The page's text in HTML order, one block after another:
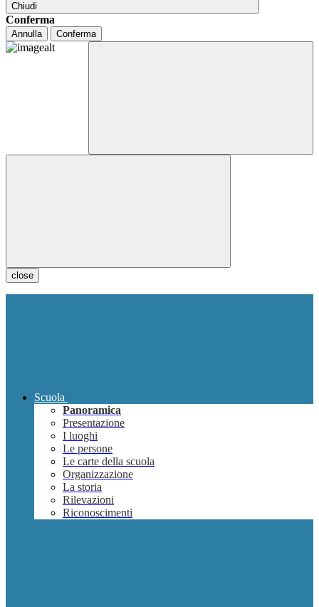
Chiudi
Conferma
Annulla Conferma
close
Scuola
Panoramica
Presentazione
I luoghi
Le persone
Le carte della scuola
Organizzazione
La storia
Rilevazioni
Riconoscimenti